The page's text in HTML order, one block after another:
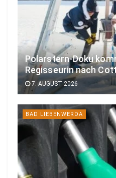
Polarstern-Doku
Regisseurin nach
7. AUGUST 2026
BAD LIEBENWERDA